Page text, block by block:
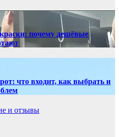
почему дешёвые
что входит, как выбрать и
и отзывы